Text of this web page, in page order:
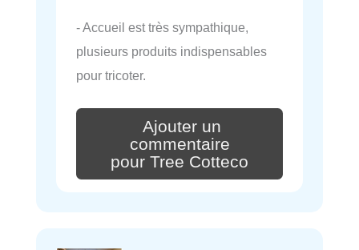
- Accueil est très sympathique,
plusieurs produits indispensables
pour tricoter.
Ajouter un
commentaire
pour Tree Cotteco